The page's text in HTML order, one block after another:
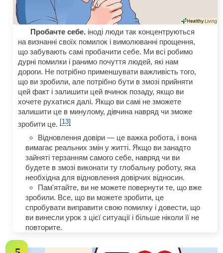
Пробачте себе. іноді люди так концентруються
на визнанні своїх помилок і вимолюванні прощення,
що забувають самі пробачити себе. Ми всі робимо
дурні помилки і ранимо почуття людей, які нам
дороги. Не потрібно применшувати важливість того,
що ви зробили, але потрібно бути в змозі прийняти
цей факт і залишити цей вчинок позаду, якщо ви
хочете рухатися далі. Якщо ви самі не зможете
залишити це в минулому, дівчина навряд чи зможе
зробити це.[13]
Відновлення довіри — це важка робота, і вона
вимагає реальних змін у житті. Якщо ви занадто
зайняті терзанням самого себе, навряд чи ви
будете в змозі виконати ту глобальну роботу, яка
необхідна для відновлення довірчих відносин.
Пам'ятайте, ви не можете повернути те, що вже
зробили. Все, що ви можете зробити, це
спробувати виправити свою помилку і довести, що
ви винесли урок з цієї ситуації і більше ніколи її не
повторите.